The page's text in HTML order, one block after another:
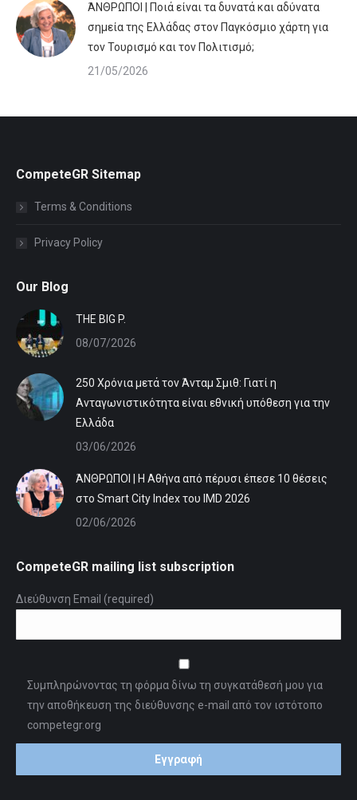
ΆΝΘΡΩΠΟΙ | Ποιά είναι τα δυνατά και αδύνατα
σημεία της Ελλάδας στον Παγκόσμιο χάρτη για
τον Τουρισμό και τον Πολιτισμό;
21/05/2026
CompeteGR Sitemap
Terms & Conditions
Privacy Policy
Our Blog
ΤHE BIG P.
08/07/2026
250 Χρόνια μετά τον Άνταμ Σμιθ: Γιατί η
Ανταγωνιστικότητα είναι εθνική υπόθεση για την
Ελλάδα
03/06/2026
ΆΝΘΡΩΠΟΙ | Η Αθήνα από πέρυσι έπεσε 10 θέσεις
στο Smart City Index του IMD 2026
02/06/2026
CompeteGR mailing list subscription
Διεύθυνση Email (required)
Συμπληρώνοντας τη φόρμα δίνω τη συγκατάθεσή μου για
την αποθήκευση της διεύθυνσης e-mail από τον ιστότοπο
competegr.org